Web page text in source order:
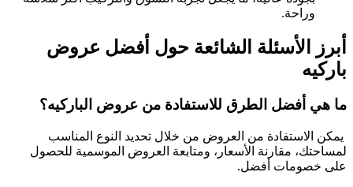
وراحة.
أبرز الأسئلة الشائعة حول أفضل عروض
باركيه
ما هي أفضل الطرق للاستفادة من عروض الباركيه؟
يمكن الاستفادة من العروض من خلال تحديد النوع المناسب
لمساحتك، مقارنة الأسعار، ومتابعة العروض الموسمية للحصول
على خصومات أفضل.